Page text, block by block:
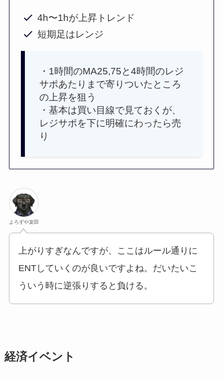
4h〜1hが上昇トレンド
短期足はレンジ
・1時間のMA25,75と4時間のレジ
サポあたりまで寄りついたところ
の上昇を狙う
・基本は買い目線で見ておくが、
レジサポを下に明確にわったら売
り
よろずや楽田
上がりすぎなんですが、ここはルール通りに
ENTしていくのが良いですよね。だいたいこ
ういう時に逆張りすると負ける。
経済イベント